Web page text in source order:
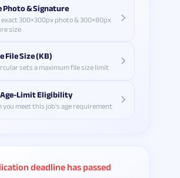
Photo & Signature
300×300px photo & 300×80px
size
File Size (KB)
sets a maximum file size limit
Age-Limit Eligibility
you meet this job's age requirement
deadline has passed